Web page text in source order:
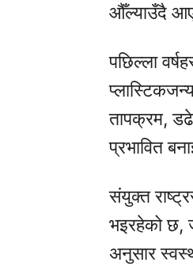
औँल्याउँदै
पछिल्ला
तापक्रम,
प्रभावित
संयुक्त
भइरहेको छ,
अनुसार